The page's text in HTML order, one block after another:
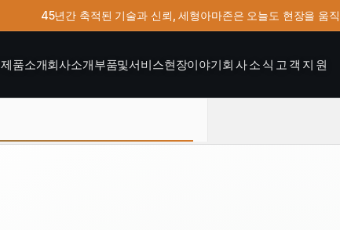
45년간 축적된 기술과 신뢰, 세형아마존은 오늘도 현장을 움
제품소개회사소개부품및서비스현장이야기회사소식 고객지원